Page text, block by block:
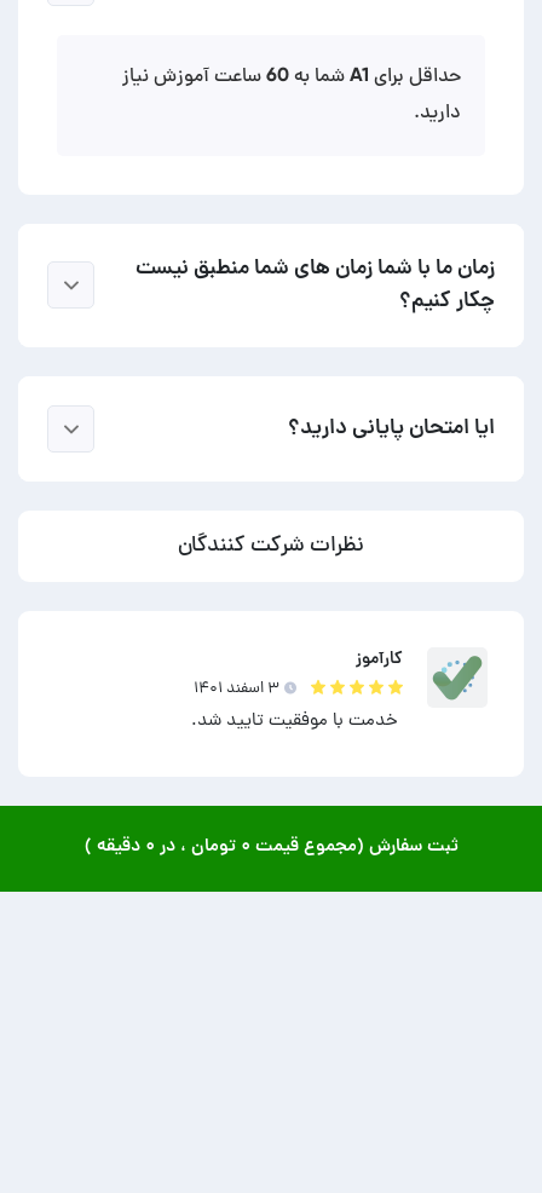
حداقل برای A1 شما به 60 ساعت آموزش نیاز
دارید.
زمان ما با شما زمان های شما منطبق نیست
چکار کنیم؟
ایا امتحان پایانی دارید؟
نظرات شرکت کنندگان
کارآموز
۳ اسفند ۱۴۰۱
خدمت با موفقیت تایید شد.
ثبت سفارش (مجموع قیمت ۰ تومان ، در ۰ دقیقه )